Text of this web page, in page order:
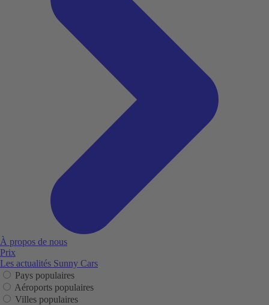
À propos de nous
Prix
Les actualités Sunny Cars
Pays populaires
Aéroports populaires
Villes populaires